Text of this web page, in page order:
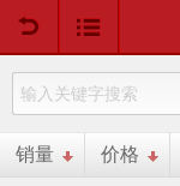
销量 价格